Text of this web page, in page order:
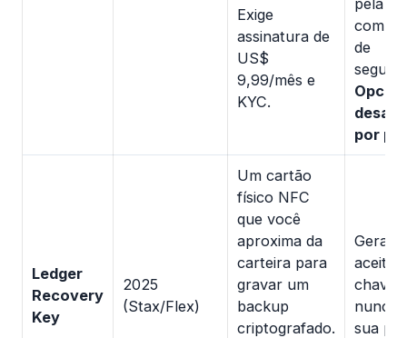
Exige
assinatura de
US$
9,99/mês e
KYC.
de
por
Ledger
Recovery
Key
2025
(Stax/Flex)
Um cartão
físico NFC
que você
aproxima da
carteira para
gravar um
backup
criptografado.
aceito.
chave
nunca
sua